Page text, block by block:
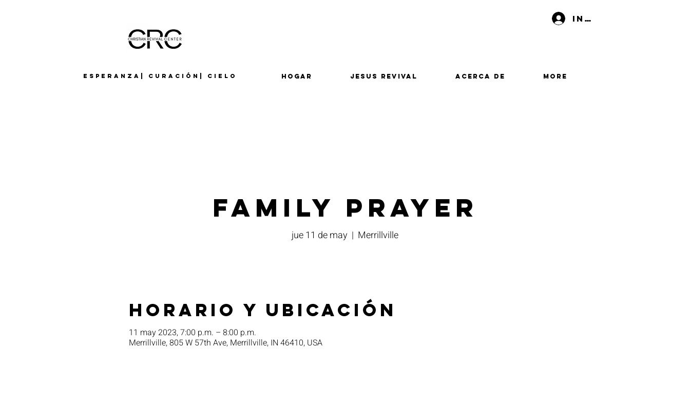
Esperanza| Curación| Cielo
Iniciar sesión
Hogar Jesus Revival Acerca de More
Family Prayer
jue 11 de may
  |
Merrillville
Horario y ubicación
11 may 2023, 7:00 p.m. – 8:00 p.m.
Merrillville, 805 W 57th Ave, Merrillville, IN 46410, USA